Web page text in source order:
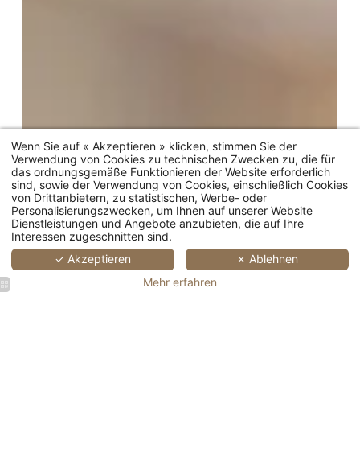
Wenn Sie auf « Akzeptieren » klicken, stimmen Sie der
Verwendung von Cookies zu technischen Zwecken zu, die für
das ordnungsgemäße Funktionieren der Website erforderlich
sind, sowie der Verwendung von Cookies, einschließlich Cookies
von Drittanbietern, zu statistischen, Werbe- oder
Personalisierungszwecken, um Ihnen auf unserer Website
Dienstleistungen und Angebote anzubieten, die auf Ihre
Interessen zugeschnitten sind.
✓ Akzeptieren
✗ Ablehnen
Mehr erfahren